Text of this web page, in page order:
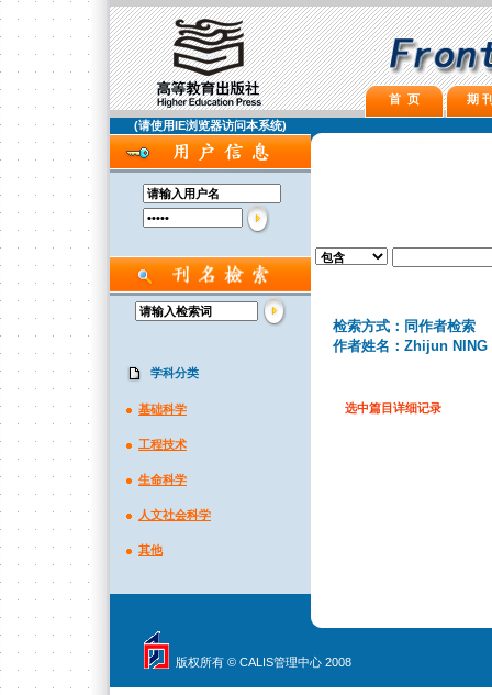
首 页 期
(请使用IE浏览器访问本系统)
学科分类
基础科学
工程技术
生命科学
人文社会科学
其他
检索方式：同作者检索
作者姓名：Zhijun NING
选中篇目详细记录
版权所有 © CALIS管理中心 2008